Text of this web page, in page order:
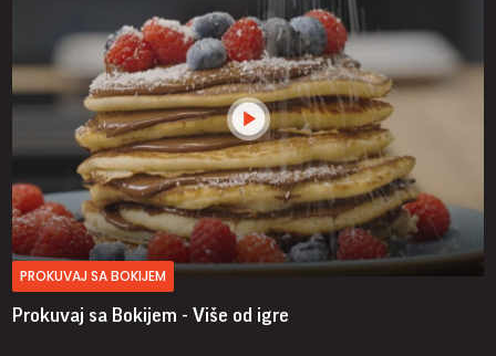
PROKUVAJ SA BOKIJEM
Prokuvaj sa Bokijem - Više od igre